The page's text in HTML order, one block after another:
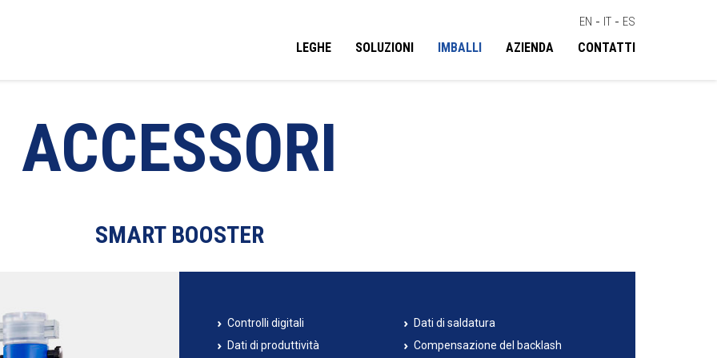
EN - IT - ES
LEGHE SOLUZIONI IMBALLI AZIENDA CONTATTI
ACCESSORI
SMART BOOSTER
Controlli digitali
Dati di saldatura
Dati di produttività
Compensazione del backlash